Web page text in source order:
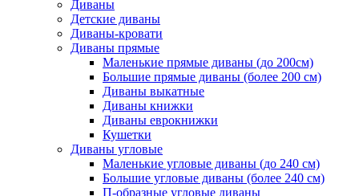
Диваны
Детские диваны
Диваны-кровати
Диваны прямые
Маленькие прямые диваны (до 200см)
Большие прямые диваны (более 200 см)
Диваны выкатные
Диваны книжки
Диваны еврокнижки
Кушетки
Диваны угловые
Маленькие угловые диваны (до 240 см)
Большие угловые диваны (более 240 см)
П-образные угловые диваны